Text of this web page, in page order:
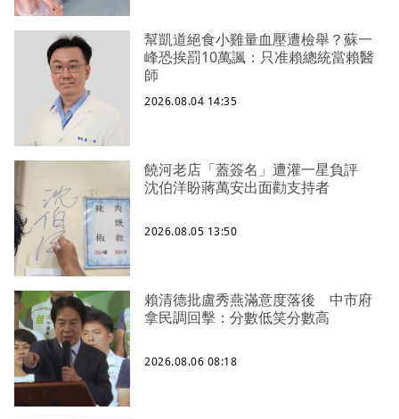
幫凱道絕食小雞量血壓遭檢舉？蘇一
峰恐挨罰10萬諷：只准賴總統當賴醫
師
2026.08.04 14:35
饒河老店「蓋簽名」遭灌一星負評
沈伯洋盼蔣萬安出面勸支持者
2026.08.05 13:50
賴清德批盧秀燕滿意度落後 中市府
拿民調回擊：分數低笑分數高
2026.08.06 08:18